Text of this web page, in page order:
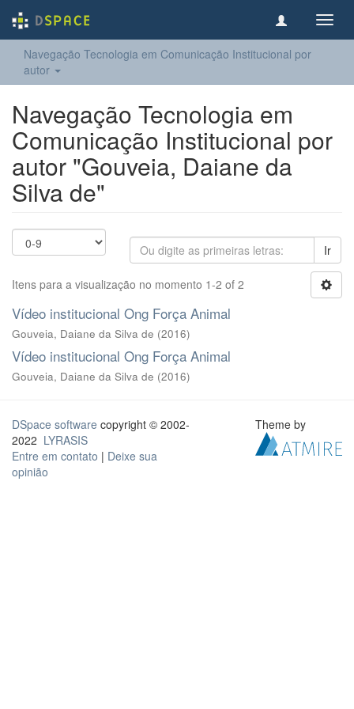
Navegação Tecnologia em Comunicação Institucional por
autor
Navegação Tecnologia em
Comunicação Institucional por
autor "Gouveia, Daiane da
Silva de"
Ir
Itens para a visualização no momento 1-2 of 2
Vídeo institucional Ong Força Animal
Gouveia, Daiane da Silva de (2016)
Vídeo institucional Ong Força Animal
Gouveia, Daiane da Silva de (2016)
DSpace software copyright © 2002-
2022 LYRASIS
Entre em contato | Deixe sua
opinião
Theme by